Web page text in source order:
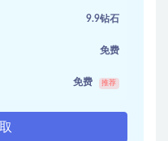
9.9钻石
免费
免费 推荐